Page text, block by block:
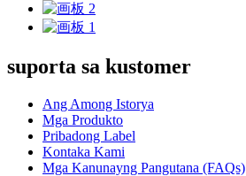
suporta sa kustomer
Ang Among Istorya
Mga Produkto
Pribadong Label
Kontaka Kami
Mga Kanunayng Pangutana (FAQs)